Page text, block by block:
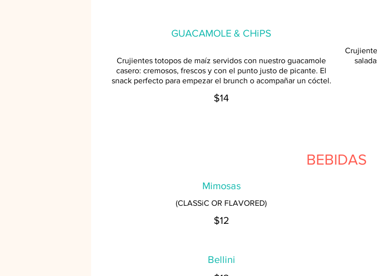
GUACAMOLE & CHiPS
Crujientes totopos de maíz servidos con nuestro guacamole
casero: cremosos, frescos y con el punto justo de picante. El
snack perfecto para empezar el brunch o acompañar un cóctel.
$14
BEBIDAS
Mimosas
(CLASSiC OR FLAVORED)
$12
Bellini